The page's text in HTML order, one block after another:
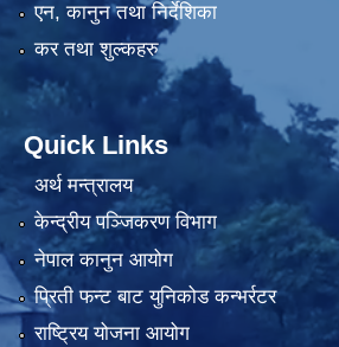
एन, कानुन तथा निर्देशिका
कर तथा शुल्कहरु
Quick Links
अर्थ मन्त्रालय
केन्द्रीय पञ्जिकरण विभाग
नेपाल कानुन आयोग
प्रिती फन्ट बाट युनिकोड कन्भर्रटर
राष्ट्रिय योजना आयोग